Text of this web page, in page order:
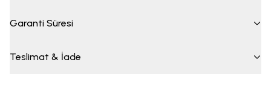
Garanti Süresi
Teslimat & İade